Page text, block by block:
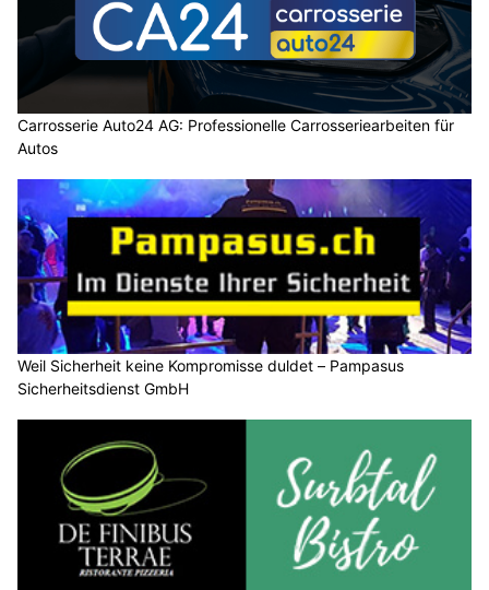
Carrosserie Auto24 AG: Professionelle Carrosseriearbeiten für
Autos
Weil Sicherheit keine Kompromisse duldet – Pampasus
Sicherheitsdienst GmbH